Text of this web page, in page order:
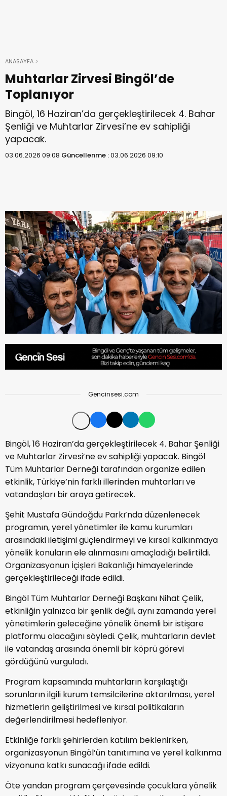
ANASAYFA
Muhtarlar Zirvesi Bingöl’de
Toplanıyor
Bingöl, 16 Haziran’da gerçekleştirilecek 4. Bahar
Şenliği ve Muhtarlar Zirvesi’ne ev sahipliği
yapacak.
03.06.2026 09:08 Güncellenme :03.06.2026 09:10
Gencinsesi.com
Bingöl, 16 Haziran’da gerçekleştirilecek 4. Bahar Şenliği
ve Muhtarlar Zirvesi’ne ev sahipliği yapacak. Bingöl
Tüm Muhtarlar Derneği tarafından organize edilen
etkinlik, Türkiye’nin farklı illerinden muhtarları ve
vatandaşları bir araya getirecek.
Şehit Mustafa Gündoğdu Parkı’nda düzenlenecek
programın, yerel yönetimler ile kamu kurumları
arasındaki iletişimi güçlendirmeyi ve kırsal kalkınmaya
yönelik konuların ele alınmasını amaçladığı belirtildi.
Organizasyonun İçişleri Bakanlığı himayelerinde
gerçekleştirileceği ifade edildi.
Bingöl Tüm Muhtarlar Derneği Başkanı Nihat Çelik,
etkinliğin yalnızca bir şenlik değil, aynı zamanda yerel
yönetimlerin geleceğine yönelik önemli bir istişare
platformu olacağını söyledi. Çelik, muhtarların devlet
ile vatandaş arasında önemli bir köprü görevi
gördüğünü vurguladı.
Program kapsamında muhtarların karşılaştığı
sorunların ilgili kurum temsilcilerine aktarılması, yerel
hizmetlerin geliştirilmesi ve kırsal politikaların
değerlendirilmesi hedefleniyor.
Etkinliğe farklı şehirlerden katılım beklenirken,
organizasyonun Bingöl’ün tanıtımına ve yerel kalkınma
vizyonuna katkı sunacağı ifade edildi.
Öte yandan program çerçevesinde çocuklara yönelik